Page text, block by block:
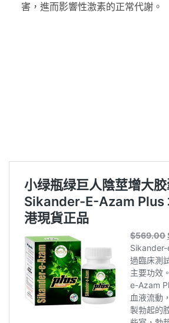
害，進而影響性激素的正常代謝。